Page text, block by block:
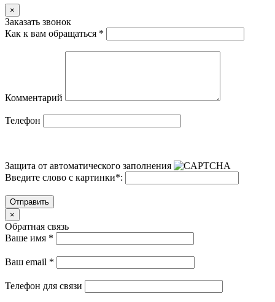
×
Заказать звонок
Как к вам обращаться *
Комментарий
Телефон
Защита от автоматического заполнения
Введите слово с картинки*:
Отправить
×
Обратная связь
Ваше имя *
Ваш email *
Телефон для связи